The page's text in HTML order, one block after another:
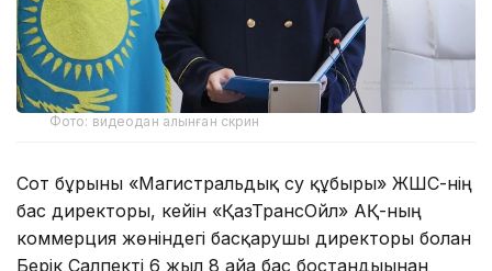
Фото: видеодан алынған скрин
Сот бұрынғы «Магистральдық су құбыры» ЖШС-нің
бас директоры, кейін «ҚазТрансОйл» АҚ-ның
коммерция жөніндегі басқарушы директоры болған
Берік Салпекті 6 жыл 8 айға бас бостандығынан